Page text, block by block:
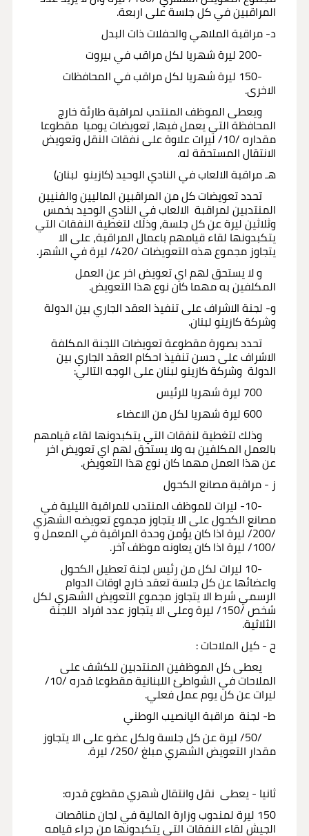
المراقبين في كل جلسة على اربعة.
د- مراقبة الملاهي والحفلات ذات البدل
-200 ليرة شهريا لكل مراقب في بيروت
-150 ليرة شهريا لكل مراقب في المحافظات
الاخرى.
ويعطى الموظف المنتدب لمراقبة طارئة خارج
المحافظة التي يعمل فيها، تعويضات يوميا مقطوعا
مقداره /10/ ليرات علاوة على نفقات النقل وتعويض
الانتقال المستحقة له.
هـ مراقبة الالعاب في النادي الوحيد (كازينو لبنان)
تحدد تعويضات كل من المراقبين الماليين والفنيين
المنتدبين لمراقبة الالعاب في النادي الوحيد بخمس
وثلاثين ليرة عن كل جلسة، وذلك لتغطية النفقات التي
يتكبدونها لقاء قيامهم باعمال المراقبة، على الا
يتجاوز مجموع هذه التعويضات /420/ ليرة في الشهر.
و لا يستحق لهم اي تعويض اخر عن العمل
المكلفين به مهما كان نوع هذا التعويض.
و- لجنة الاشراف على تنفيذ العقد الجاري بين الدولة
وشركة كازينو لبنان.
تحدد بصورة مقطوعة تعويضات اللجنة المكلفة
الاشراف على حسن تنفيذ احكام العقد الجاري بين
الدولة وشركة كازينو لبنان على الوجه التالي:
وذلك لتغطية لنفقات التي يتكبدونها لقاء قيامهم
بالعمل المكلفين به ولا يستحق لهم اي تعويض اخر
عن هذا العمل مهما كان نوع هذا التعويض.
ز - مراقبة مصانع الكحول
-10- ليرات للموظف المنتدب للمراقبة الليلية في
مصانع الكحول على الا يتجاوز مجموع تعويضه الشهري
/200/ ليرة اذا كان يؤمن وحدة المراقبة في المعمل و
/100/ ليرة اذا كان يعاونه موظف آخر.
-10 ليرات لكل من رئيس لجنة تعطيل الكحول
واعضائها عن كل جلسة تعقد خارج اوقات الدوام
الرسمي شرط الا يتجاوز مجموع التعويض الشهري لكل
شخص /150/ ليرة وعلى الا يتجاوز عدد افراد اللجنة
الثلاثية.
ح - كيل الملاحات :
يعطى كل الموظفين المنتدبين للكشف على
الملاحات في الشواطئ اللبنانية مقطوعا قدره /10/
ليرات عن كل يوم عمل فعلي.
ط- لجنة مراقبة اليانصيب الوطني
/50/ ليرة عن كل جلسة ولكل عضو على الا يتجاوز
مقدار التعويض الشهري مبلغ /250/ ليرة.
ثانيا - يعطى نقل وانتقال شهري مقطوع قدره:
150 ليرة لمندوب وزارة المالية في لجان مناقصات
الجيش لقاء النفقات التي يتكبدونها من جراء قيامه